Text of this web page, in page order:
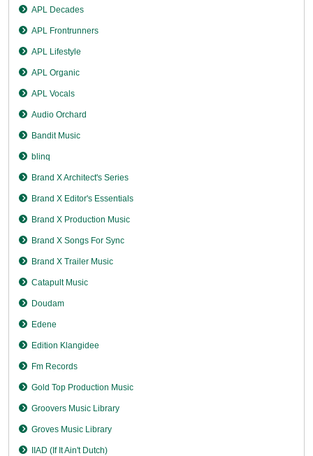
APL Decades
APL Frontrunners
APL Lifestyle
APL Organic
APL Vocals
Audio Orchard
Bandit Music
blinq
Brand X Architect's Series
Brand X Editor's Essentials
Brand X Production Music
Brand X Songs For Sync
Brand X Trailer Music
Catapult Music
Doudam
Edene
Edition Klangidee
Fm Records
Gold Top Production Music
Groovers Music Library
Groves Music Library
IIAD (If It Ain't Dutch)